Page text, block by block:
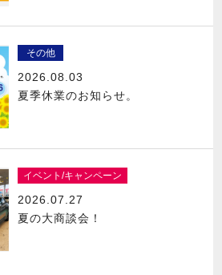
その他
2026.08.03
夏季休業のお知らせ。
イベント/キャンペーン
2026.07.27
夏の大商談会！